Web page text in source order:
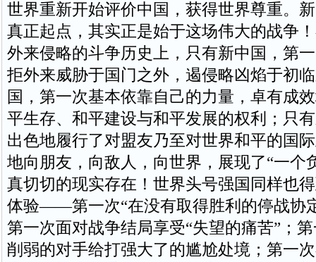
世界重新开始评价中国，获得世界尊重。
真正起点，其实正是始于这场伟大的战争
外来侵略的斗争历史上，只有新中国，第
拒外来威胁于国门之外，遏侵略凶焰于初
国，第一次基本依靠自己的力量，卓有成
平生存、和平建设与和平发展的权利；只
出色地履行了对盟友乃至对世界和平的国
地向朋友，向敌人，向世界，展现了“一个
真切切的现实存在！世界头号强国同样也
体验——第一次“在没有取得胜利的停战协
第一次面对战争结局享受“失望的痛苦”；
削弱的对手给打强大了的尴尬处境；第一